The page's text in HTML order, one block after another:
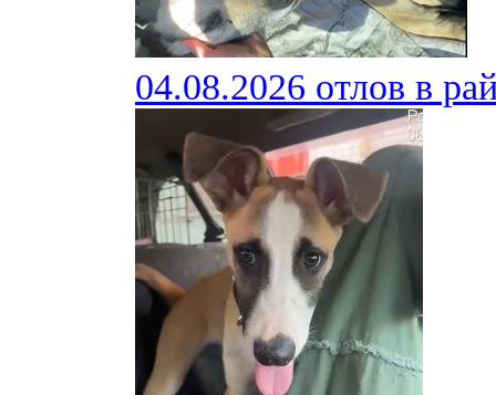
04.08.2026 отлов в